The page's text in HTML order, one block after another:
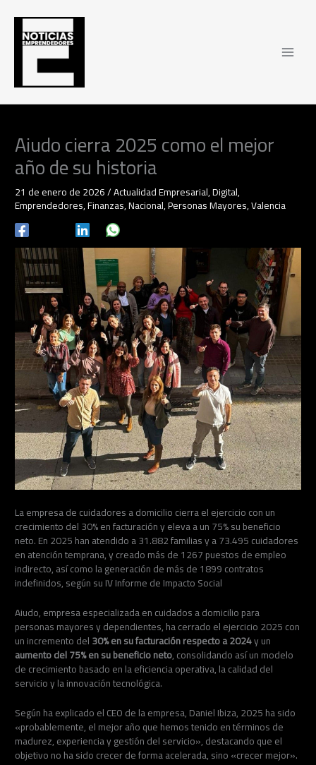
contenido
Aiudo cierra 2025 como el mejor
año de su historia
21 de enero de 2026/Actualidad Empresarial,Digital,
Emprendedores,Finanzas,Nacional,Personas Mayores,Valencia
La empresa de cuidadores a domicilio cierra el ejercicio con un
crecimiento del 30% en facturación y eleva a un 75% su beneficio
neto. En 2025 han atendido a 31.882 familias y a 73.495 cuidadores
en atención temprana, y creado más de 1267 puestos de empleo
indirecto, así como la generación de más de 1899 contratos
indefinidos, según su IV Informe de Impacto Social
Aiudo, empresa especializada en cuidados a domicilio para
personas mayores y dependientes, ha cerrado el ejercicio 2025 con
un incremento del30% en su facturación respecto a 2024y un
aumento del 75% en su beneficio neto, consolidando así un modelo
de crecimiento basado en la eficiencia operativa, la calidad del
servicio y la innovación tecnológica.
Según ha explicado el CEO de la empresa, Daniel Ibiza, 2025 ha sido
«probablemente, el mejor año que hemos tenido en términos de
madurez, experiencia y gestión del servicio», destacando que el
objetivo no ha sido crecer de forma acelerada, sino «crecer mejor».